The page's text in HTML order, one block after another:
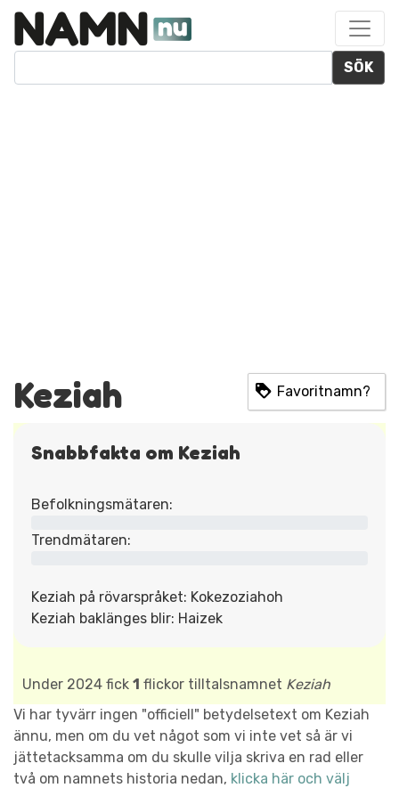
SÖK
Keziah Favoritnamn?
Snabbfakta om Keziah
Befolkningsmätaren:
Trendmätaren:
Keziah på rövarspråket: Kokezoziahoh
Keziah baklänges blir: Haizek
Under 2024 fick 1 flickor tilltalsnamnet Keziah
Vi har tyvärr ingen "officiell" betydelsetext om Keziah
ännu, men om du vet något som vi inte vet så är vi
jättetacksamma om du skulle vilja skriva en rad eller
två om namnets historia nedan, klicka här och välj